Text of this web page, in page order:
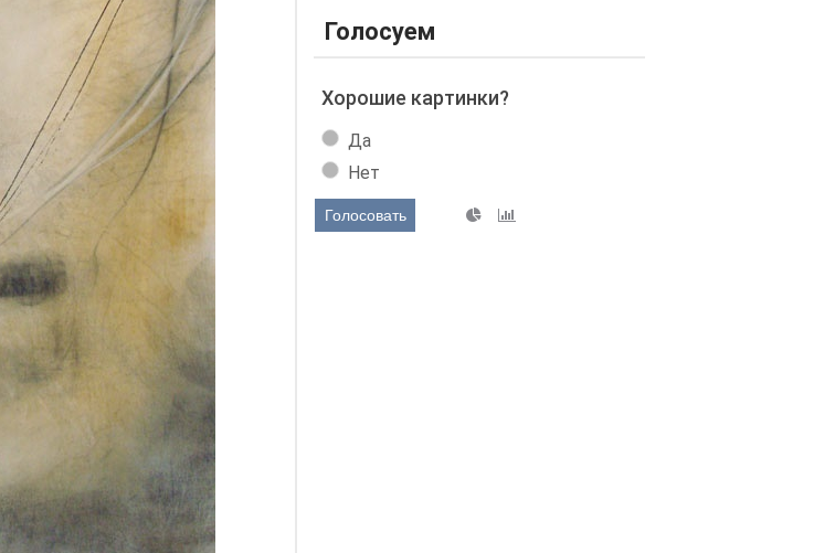
Голосуем
Хорошие картинки?
Да
Нет
Голосовать